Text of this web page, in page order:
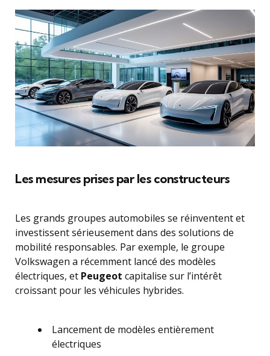
Les mesures prises par les constructeurs
Les grands groupes automobiles se réinventent et
investissent sérieusement dans des solutions de
mobilité responsables. Par exemple, le groupe
Volkswagen a récemment lancé des modèles
électriques, et Peugeot capitalise sur l’intérêt
croissant pour les véhicules hybrides.
Lancement de modèles entièrement
électriques